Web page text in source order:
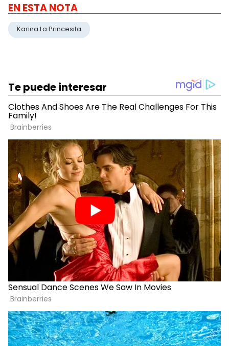
EN ESTA NOTA
Karina La Princesita